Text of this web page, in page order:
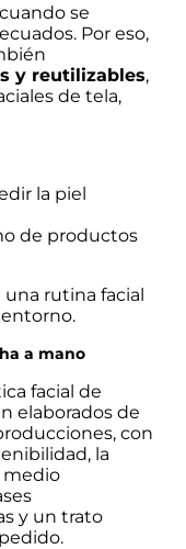
se
Por eso,
y reutilizables,
de tela,
la piel
de productos
rutina facial
a mano
facial de
elaborados de
con
la
medio
y un trato